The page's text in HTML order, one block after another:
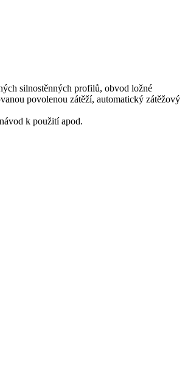
silnostěnných profilů, obvod ložné
povolenou zátěží, automatický zátěžový
k použití apod.